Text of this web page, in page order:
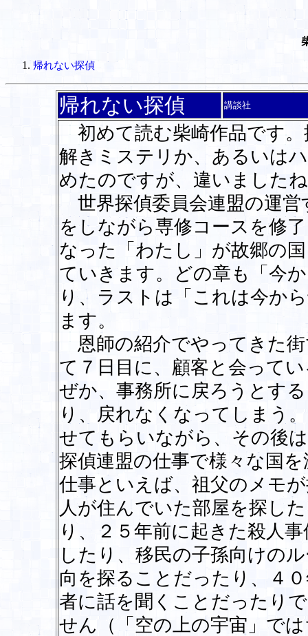
帰れない探偵
帰れない探偵 講談社
初めて読む柴崎作品です
解きミステリか、あるいは
めたのですが、違いました
世界探偵委員会連盟の運営
をしながら専修コースを修
なった「わたし」が故郷の
ていきます。どの章も「今
り、ラストは「これは今か
ます。
恩師の紹介でやってきた
て７日目に、顧客と会って
ぜか、事務所に戻ろうとす
り、戻れなくなってしまう
せてもらいながら、その後
探偵連盟の仕事で様々な国
仕事といえば、祖父のメモ
人が住んでいた部屋を探し
り、２５年前に起きた殺人
したり、移民の子孫向けの
向を探ることだったり、４
者に話を聞くことだったり
せん（「空の上の宇宙」で